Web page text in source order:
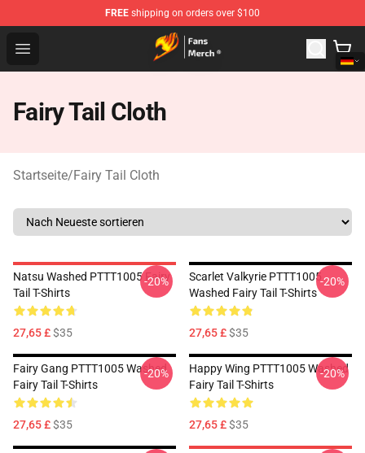
FREE shipping on orders over $100
Open menu
Fairy Tail Store - Official Fairy Tail Merchandise Shop
Fairy Tail Cloth
Startseite/Fairy Tail Cloth
Natsu Washed PTTT1005 Fairy
Tail T-Shirts
27,65 £$35
-20%
Scarlet Valkyrie PTTT1005
Washed Fairy Tail T-Shirts
27,65 £$35
-20%
Fairy Gang PTTT1005 Washed
Fairy Tail T-Shirts
27,65 £$35
-20%
Happy Wing PTTT1005 Washed
Fairy Tail T-Shirts
27,65 £$35
-20%